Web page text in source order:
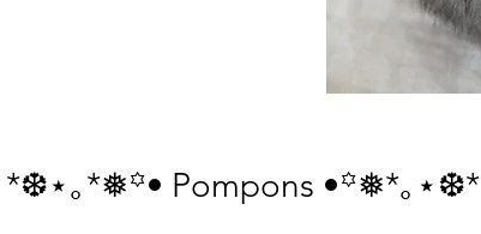
*❆⋆｡*❅꙳• Pompons •꙳❅*｡⋆❆*